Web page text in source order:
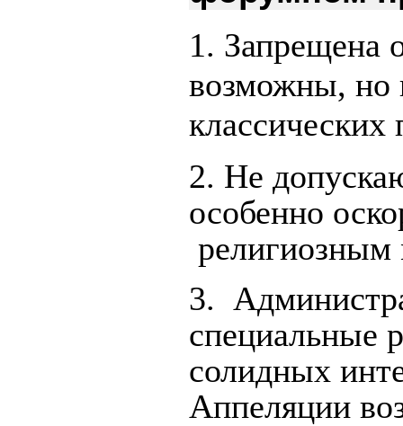
1. Запрещена
возможны, но
классических
2. Не
особенно
религиозным
3.
специальные
солидных
Аппеляции